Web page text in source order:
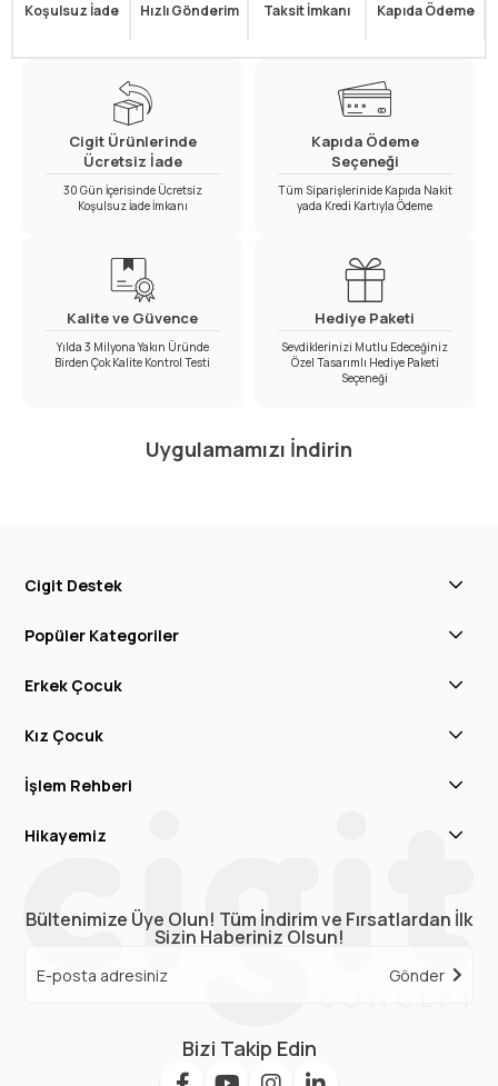
Koşulsuz İade Hızlı Gönderim Taksit İmkanı Kapıda Ödeme
Cigit Ürünlerinde
Ücretsiz İade
30 Gün İçerisinde Ücretsiz
Koşulsuz İade İmkanı
Kapıda Ödeme
Seçeneği
Tüm Siparişlerinide Kapıda Nakit
yada Kredi Kartıyla Ödeme
Kalite ve Güvence
Yılda 3 Milyona Yakın Üründe
Birden Çok Kalite Kontrol Testi
Hediye Paketi
Sevdiklerinizi Mutlu Edeceğiniz
Özel Tasarımlı Hediye Paketi
Seçeneği
Uygulamamızı İndirin
Cigit Destek
Popüler Kategoriler
Erkek Çocuk
Kız Çocuk
İşlem Rehberi
Hikayemiz
Bültenimize Üye Olun! Tüm İndirim ve Fırsatlardan İlk
Sizin Haberiniz Olsun!
Gönder
Bizi Takip Edin